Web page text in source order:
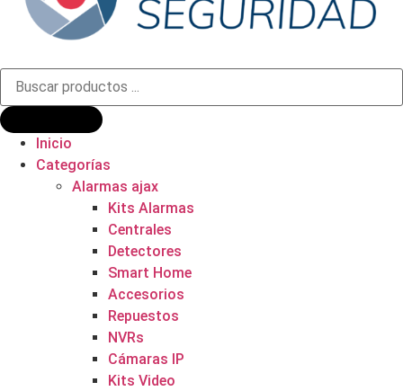
Búsqueda
productos
Inicio
Categorías
Alarmas ajax
Kits Alarmas
Centrales
Detectores
Smart Home
Accesorios
Repuestos
NVRs
Cámaras IP
Kits Video